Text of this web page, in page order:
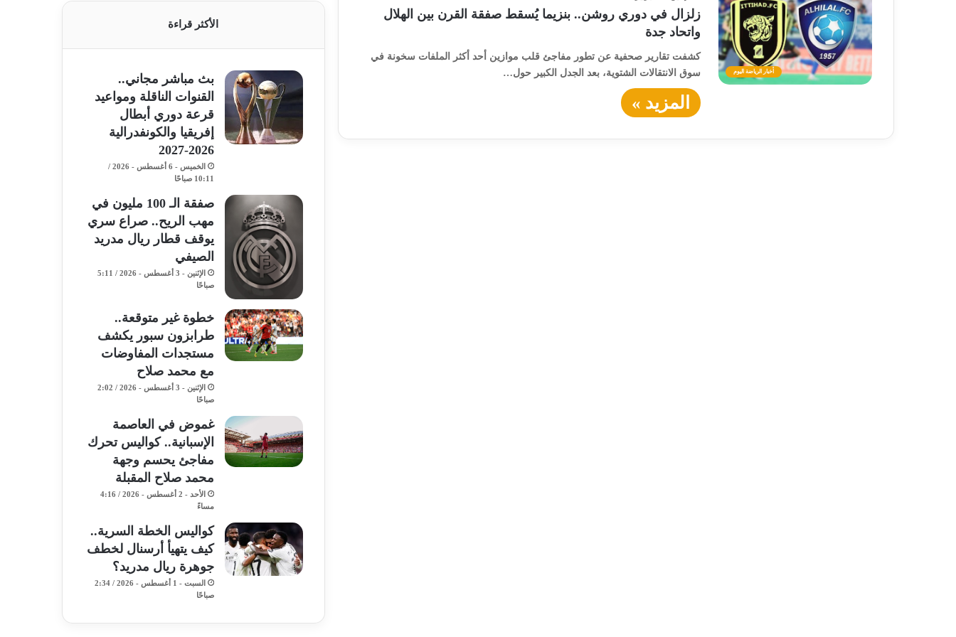
أخبار الرياضة اليوم
زلزال في دوري روشن.. بنزيما يُسقط صفقة القرن بين الهلال
واتحاد جدة
كشفت تقارير صحفية عن تطور مفاجئ قلب موازين أحد أكثر الملفات سخونة في
سوق الانتقالات الشتوية، بعد الجدل الكبير حول…
المزيد »
الأكثر قراءة
بث مباشر مجاني..
القنوات الناقلة ومواعيد
قرعة دوري أبطال
إفريقيا والكونفدرالية
2026-2027
الخميس - 6 أغسطس - 2026 /
10:11 صباحًا
صفقة الـ 100 مليون في
مهب الريح.. صراع سري
يوقف قطار ريال مدريد
الصيفي
الإثنين - 3 أغسطس - 2026 / 5:11
صباحًا
خطوة غير متوقعة..
طرابزون سبور يكشف
مستجدات المفاوضات
مع محمد صلاح
الإثنين - 3 أغسطس - 2026 / 2:02
صباحًا
غموض في العاصمة
الإسبانية.. كواليس تحرك
مفاجئ يحسم وجهة
محمد صلاح المقبلة
الأحد - 2 أغسطس - 2026 / 4:16
مساءً
كواليس الخطة السرية..
كيف يتهيأ أرسنال لخطف
جوهرة ريال مدريد؟
السبت - 1 أغسطس - 2026 / 2:34
صباحًا